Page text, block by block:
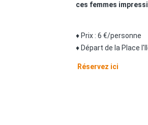
ces femmes
♦ Prix : 6 €/personne
♦ Départ de la Place
Réservez ici